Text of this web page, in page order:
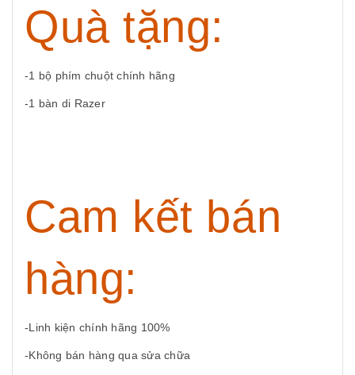
Quà tặng:
-1 bộ phím chuột chính hãng
-1 bàn di Razer
Cam kết bán
hàng:
-Linh kiện chính hãng 100%
-Không bán hàng qua sửa chữa